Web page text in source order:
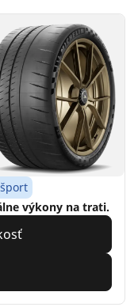
výkony na trati.